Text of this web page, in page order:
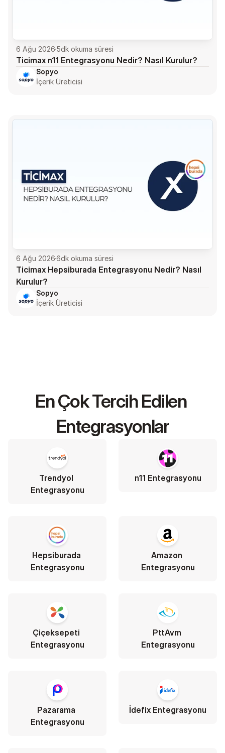
6 Ağu 2026 5dk okuma süresi
Ticimax n11 Entegrasyonu Nedir? Nasıl Kurulur?
Sopyo
İçerik Üreticisi
6 Ağu 20266dk okuma süresi
Ticimax Hepsiburada Entegrasyonu Nedir? Nasıl
Kurulur?
Sopyo
İçerik Üreticisi
En Çok Tercih Edilen
Entegrasyonlar
Trendyol
Entegrasyonu
n11 Entegrasyonu
Hepsiburada
Entegrasyonu
Amazon
Entegrasyonu
Çiçeksepeti
Entegrasyonu
PttAvm
Entegrasyonu
Pazarama
Entegrasyonu
İdefix Entegrasyonu